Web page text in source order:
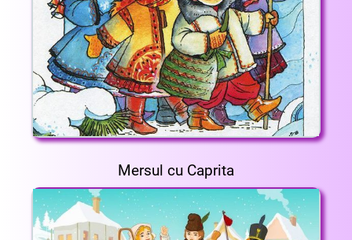
Mersul cu Caprita